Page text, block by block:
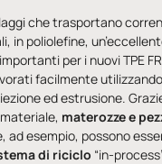
che trasportano
in poliolefine,
per i nuovi TPE
facilmente
ed estrusione.
materozze e
ad esempio, possono
di riciclo “in-